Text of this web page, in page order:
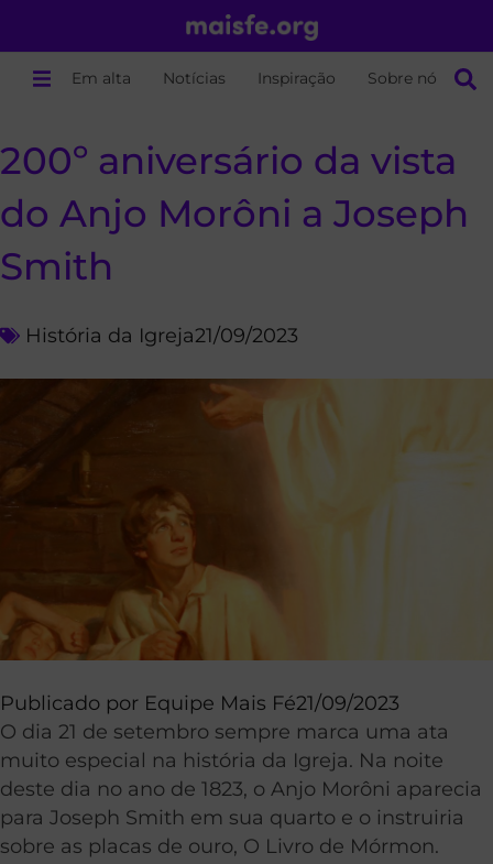
Em alta Notícias Inspiração Sobre nós
200º aniversário da vista
do Anjo Morôni a Joseph
Smith
História da Igreja21/09/2023
Publicado por Equipe Mais Fé21/09/2023
O dia 21 de setembro sempre marca uma ata
muito especial na história da Igreja. Na noite
deste dia no ano de 1823, o Anjo Morôni aparecia
para Joseph Smith em sua quarto e o instruiria
sobre as placas de ouro, O Livro de Mórmon.